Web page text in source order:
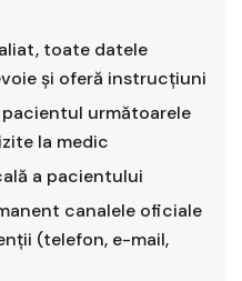
toate datele
şi oferă instrucţiuni
următoarele
la medic
a pacientului
canalele oficiale
(telefon, e-mail,